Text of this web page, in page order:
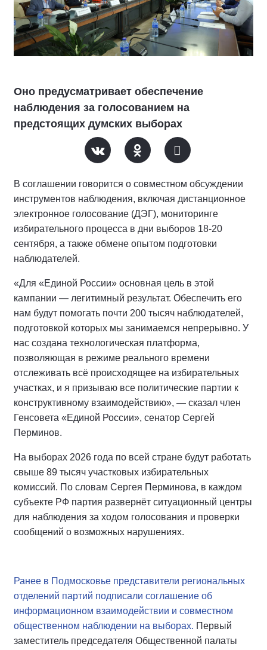
Оно предусматривает обеспечение
наблюдения за голосованием на
предстоящих думских выборах
В соглашении говорится о совместном обсуждении
инструментов наблюдения, включая дистанционное
электронное голосование (ДЭГ), мониторинге
избирательного процесса в дни выборов 18-20
сентября, а также обмене опытом подготовки
наблюдателей.
«Для «Единой России» основная цель в этой
кампании — легитимный результат. Обеспечить его
нам будут помогать почти 200 тысяч наблюдателей,
подготовкой которых мы занимаемся непрерывно. У
нас создана технологическая платформа,
позволяющая в режиме реального времени
отслеживать всё происходящее на избирательных
участках, и я призываю все политические партии к
конструктивному взаимодействию», — сказал член
Генсовета «Единой России», сенатор Сергей
Перминов.
На выборах 2026 года по всей стране будут работать
свыше 89 тысяч участковых избирательных
комиссий. По словам Сергея Перминова, в каждом
субъекте РФ партия развернёт ситуационный центры
для наблюдения за ходом голосования и проверки
сообщений о возможных нарушениях.
Ранее в Подмосковье представители региональных
отделений партий подписали соглашение об
информационном взаимодействии и совместном
общественном наблюдении на выборах. Первый
заместитель председателя Общественной палаты